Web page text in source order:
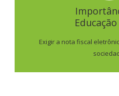
Exigir a nota fiscal
SAIBA